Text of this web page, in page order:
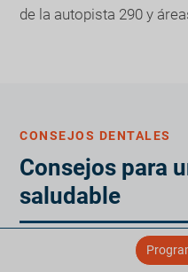
de la autopista 290 y
CONSEJOS DENTALES
Consejos para
saludable